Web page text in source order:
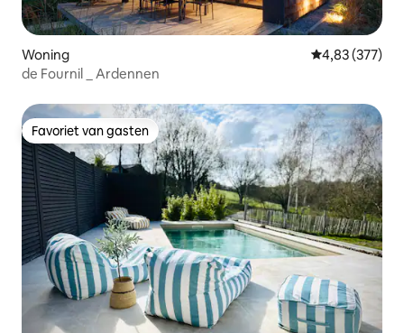
Woning Gemiddelde
4,83 (377)
de Fournil _ Ardennen
Favoriet van gasten
Favoriet van gasten